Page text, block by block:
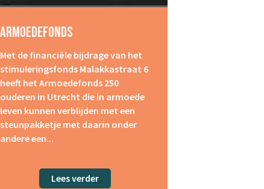
Armoedefonds
Met de financiële bijdrage van het
stimuleringsfonds Malakkastraat 6
heeft het Armoedefonds 250
ouderen in Utrecht die in armoede
leven kunnen verblijden met een
steunpakketje met daarin onder
andere een...
Lees verderabout Armoedefonds